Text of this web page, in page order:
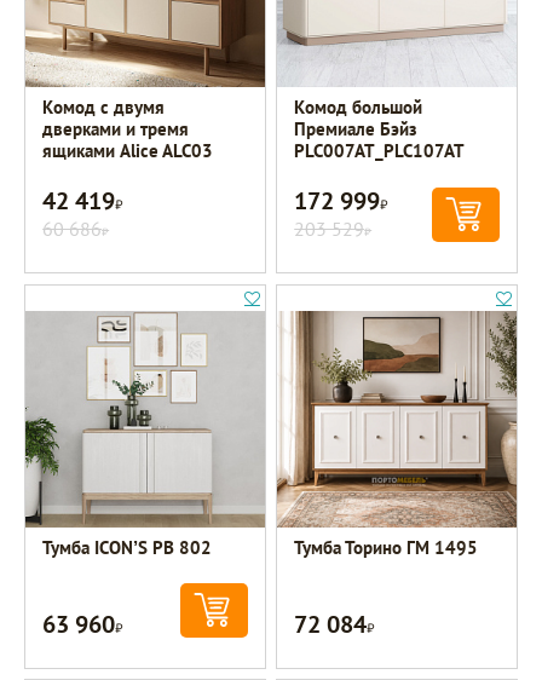
Комод с двумя
дверками и тремя
ящиками Alice ALC03
42 419Р
60 686Р
Комод большой
Премиале Бэйз
PLC007AT_PLC107AT
172 999Р
203 529Р
Тумба ICON’S РВ 802
63 960Р
Тумба Торино ГМ 1495
72 084Р